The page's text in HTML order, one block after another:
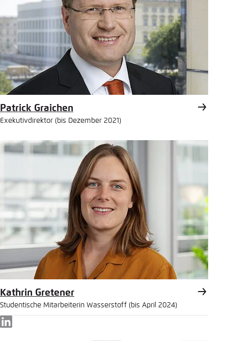
Patrick Graichen
Exekutivdirektor (bis Dezember 2021)
Kathrin Gretener
Studentische Mitarbeiterin Wasserstoff (bis April 2024)
LinkedIn